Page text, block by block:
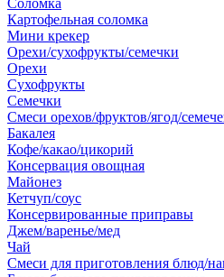
Соломка
Картофельная соломка
Мини крекер
Орехи/сухофрукты/семечки
Орехи
Сухофрукты
Семечки
Смеси орехов/фруктов/ягод/
Бакалея
Кофе/какао/цикорий
Консервация овощная
Майонез
Кетчуп/соус
Консервированные приправы
Джем/варенье/мед
Чай
Смеси для приготовления блюд/